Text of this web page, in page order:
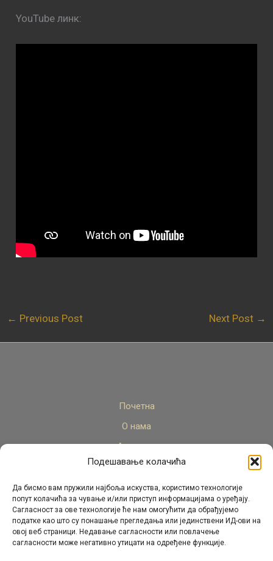
Подешавање колачића
Да бисмо вам пружили најбоља искуства, користимо технологије
попут колачића за чување и/или приступ информацијама о уређају.
Сагласност за ове технологије ће нам омогућити да обрађујемо
податке као што су понашање прегледања или јединствени ИД-ови на
овој веб страници. Недавање сагласности или повлачење
сагласности може негативно утицати на одређене функције.
YouTube линк:
← Previous Post Next Post →
Почетна
О нама
Актуелно
Стручни кадар
Пројекти
Архива
Контакт